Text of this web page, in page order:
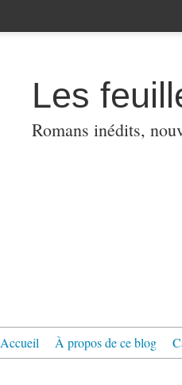
Les
Romans inédits,
Accueil À propos de ce blog